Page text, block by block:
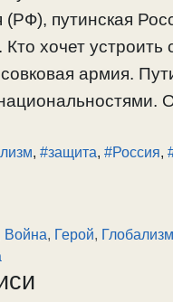
путинская
хочет устроить
армия.
, #защита, #Россия,
Война, Герой,